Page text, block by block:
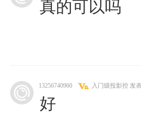
真的可以吗
13256740960 入门级投影控 发
好